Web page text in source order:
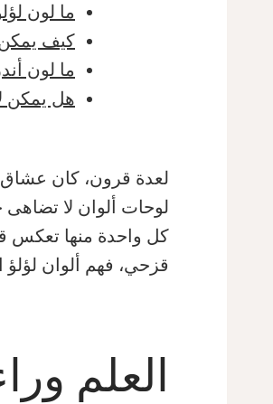
ما لون
كيف يمكن
ما لون
هل يمكن
لعدة قرون، كان عشاق
لوحات ألوان لا تضاهى
كل واحدة منها تعكس
قزحي، فهم ألوان
العلم